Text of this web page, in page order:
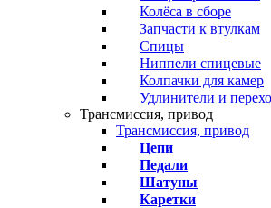
Колёса в сборе
Запчасти к втулкам
Спицы
Ниппели спицевые
Колпачки для камер
Удлинители и
Трансмиссия, привод
Трансмиссия, привод
Цепи
Педали
Шатуны
Каретки